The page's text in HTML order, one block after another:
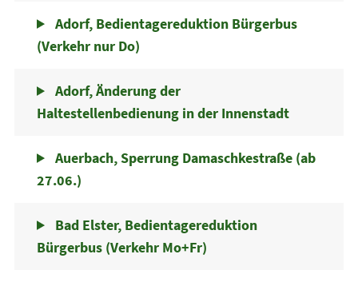
Adorf, Bedientagereduktion Bürgerbus
(Verkehr nur Do)
Adorf, Änderung der
Haltestellenbedienung in der Innenstadt
Auerbach, Sperrung Damaschkestraße (ab
27.06.)
Bad Elster, Bedientagereduktion
Bürgerbus (Verkehr Mo+Fr)